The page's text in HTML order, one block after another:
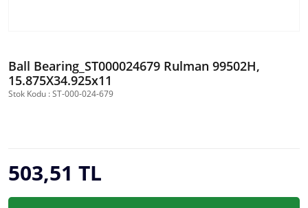
Ball Bearing_ST000024679 Rulman 99502H,
15.875X34.925x11
Stok Kodu : ST-000-024-679
503,51 TL